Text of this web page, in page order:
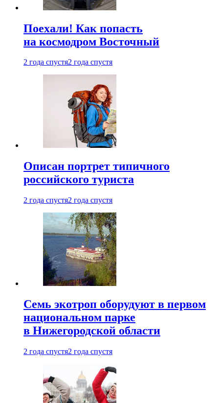
Поехали! Как попасть
на космодром Восточный
2 года спустя2 года спустя
Описан портрет типичного
российского туриста
2 года спустя2 года спустя
Семь экотроп оборудуют в первом
национальном парке
в Нижегородской области
2 года спустя2 года спустя